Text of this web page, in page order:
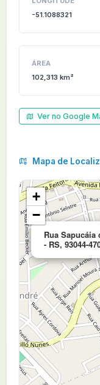
-51.1088321
ÁREA
102,313 km²
Ver no Google
Mapa de
Rua
- RS, 93044-
+
−